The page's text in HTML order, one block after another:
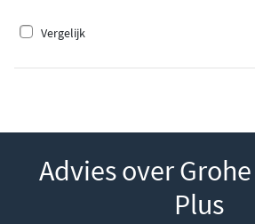
Vergelijk
Advies over
Plus